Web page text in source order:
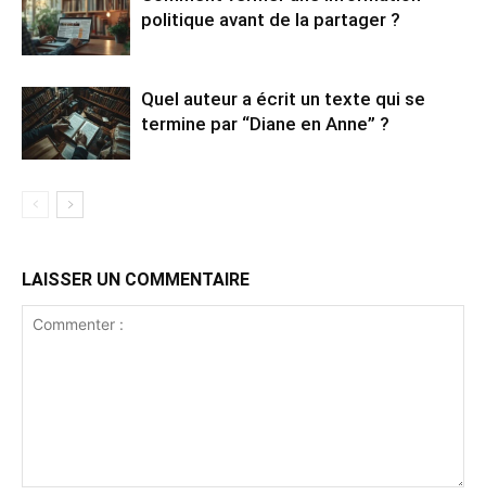
politique avant de la partager ?
Quel auteur a écrit un texte qui se
termine par “Diane en Anne” ?
LAISSER UN COMMENTAIRE